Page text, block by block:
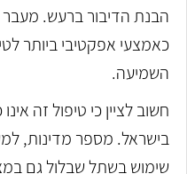
הבנת הדיבור ברעש.
כאמצעי אפקטיבי ביותר
השמיעה.
חשוב לציין כי טיפול זה
בישראל. מספר מדינות,
שימוש בשתל שבלול גם